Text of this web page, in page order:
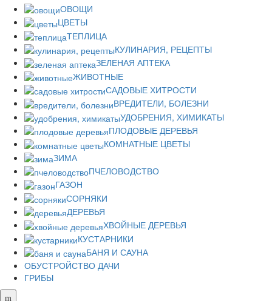
ОВОЩИ
ЦВЕТЫ
ТЕПЛИЦА
КУЛИНАРИЯ, РЕЦЕПТЫ
ЗЕЛЕНАЯ АПТЕКА
ЖИВОТНЫЕ
САДОВЫЕ ХИТРОСТИ
ВРЕДИТЕЛИ, БОЛЕЗНИ
УДОБРЕНИЯ, ХИМИКАТЫ
ПЛОДОВЫЕ ДЕРЕВЬЯ
КОМНАТНЫЕ ЦВЕТЫ
ЗИМА
ПЧЕЛОВОДСТВО
ГАЗОН
СОРНЯКИ
ДЕРЕВЬЯ
ХВОЙНЫЕ ДЕРЕВЬЯ
КУСТАРНИКИ
БАНЯ И САУНА
ОБУСТРОЙСТВО ДАЧИ
ГРИБЫ